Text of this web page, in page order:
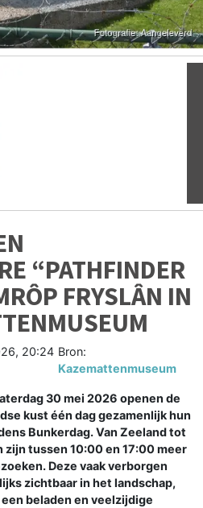
“PATHFINDER
FRYSLÂN IN
20:24 Bron:
Kazemattenmuseum
30 mei 2026 openen de
kust één dag gezamenlijk hun
Bunkerdag. Van Zeeland tot
zijn tussen 10:00 en 17:00 meer
Deze vaak verborgen
zichtbaar in het landschap,
beladen en veelzijdige